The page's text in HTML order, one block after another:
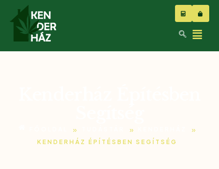
» » »
KENDERHÁZ ÉPÍTÉSBEN SEGÍTSÉG